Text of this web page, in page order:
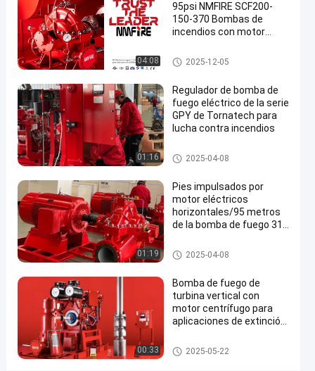
eléctrica
grande
de
la
bomba
centrífuga/del
motor
de
Techtop
NFPA20
determinado
Bomba de
fuego
impulsada
por motor
eléctrica
2025-
04-09
1246 Las
opiniones
Habla
bomba
impulsada
por motor
eléctrica
04:08
95psi NMFIRE SCF200-
150-370 Bombas de
incendios con motor
aprobadas Bombas de
incendios Bombas de
Bomba de fuego impulsada po
r motor eléctrica
2025-12-05
01:16
Regulador de bomba de
fuego eléctrico de la serie
GPY de Tornatech para
lucha contra incendios
Regulador de la bomba de fue
go
2025-04-08
01:19
Pies impulsados por
motor eléctricos
horizontales/95 metros
de la bomba de fuego 311
Bomba de fuego impulsada po
r motor eléctrica
2025-04-08
00:33
Bomba de fuego de
turbina vertical con
motor centrífugo para
aplicaciones de extinción
Bomba de fuego impulsada po
r motor eléctrica
2025-05-22